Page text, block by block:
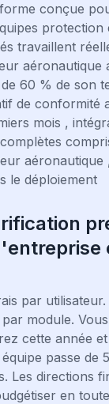
conçue
protection
travaillent
aéronautique
60 % de son
de conformité
mois ,
aéronautique
le déploiement
par
module.
cette année
passe de
Les directions
en